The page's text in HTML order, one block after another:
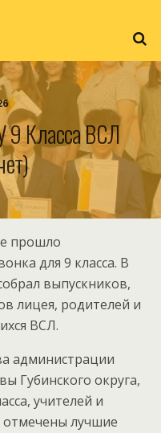
9 Класса ВСЛ
прошло
для 9 класса. В
выпускников,
лицея, родителей и
ВСЛ.
администрации
Губинского округа,
учителей и
лучшие